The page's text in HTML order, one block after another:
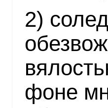
2)
фоне